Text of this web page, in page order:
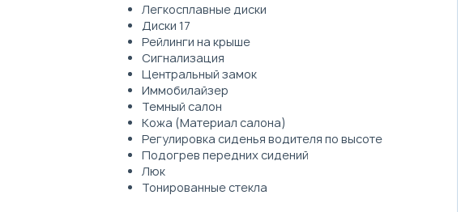
Легкосплавные диски
Диски 17
Рейлинги на крыше
Сигнализация
Центральный замок
Иммобилайзер
Темный салон
Кожа (Материал салона)
Регулировка сиденья водителя по высоте
Подогрев передних сидений
Люк
Тонированные стекла